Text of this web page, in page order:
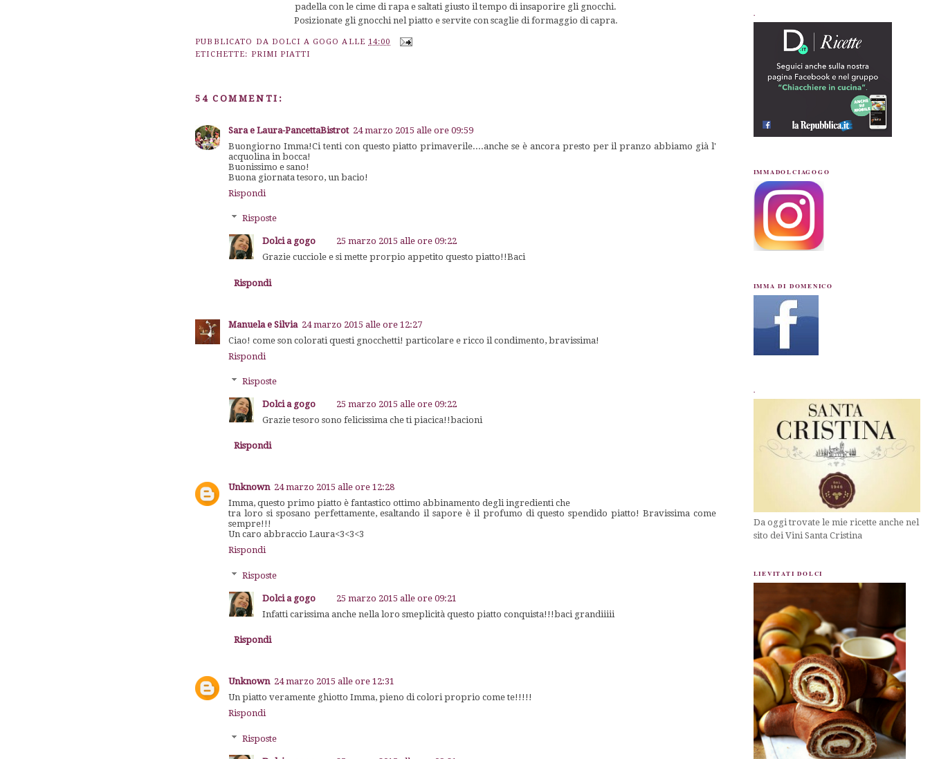
padella con le cime di rapa e saltati giusto il tempo di insaporire gli gnocchi.
Posizionate gli gnocchi nel piatto e servite con scaglie di formaggio di capra.
PUBBLICATO DA DOLCI A GOGO ALLE 14:00
ETICHETTE: PRIMI PIATTI
54 COMMENTI:
Sara e Laura-PancettaBistrot 24 marzo 2015 alle ore 09:59
Buongiorno Imma!Ci tenti con questo piatto primaverile....anche se è ancora presto per il pranzo abbiamo già l'
acquolina in bocca!
Buonissimo e sano!
Buona giornata tesoro, un bacio!
Rispondi
Risposte
Dolci a gogo
25 marzo 2015 alle ore 09:22
Grazie cucciole e si mette prorpio appetito questo piatto!!Baci
Rispondi
Manuela e Silvia 24 marzo 2015 alle ore 12:27
Ciao! come son colorati questi gnocchetti! particolare e ricco il condimento, bravissima!
Rispondi
Risposte
Dolci a gogo
25 marzo 2015 alle ore 09:22
Grazie tesoro sono felicissima che ti piacica!!bacioni
Rispondi
Unknown 24 marzo 2015 alle ore 12:28
Imma, questo primo piatto è fantastico ottimo abbinamento degli ingredienti che
tra loro si sposano perfettamente, esaltando il sapore è il profumo di questo spendido piatto! Bravissima come
sempre!!!
Un caro abbraccio Laura<3<3<3
Rispondi
Risposte
Dolci a gogo
25 marzo 2015 alle ore 09:21
Infatti carissima anche nella loro smeplicità questo piatto conquista!!!baci grandiiiii
Rispondi
Unknown 24 marzo 2015 alle ore 12:31
Un piatto veramente ghiotto Imma, pieno di colori proprio come te!!!!!
Rispondi
Risposte
.
IMMADOLCIAGOGO
IMMA DI DOMENICO
.
Da oggi trovate le mie ricette anche nel
sito dei Vini Santa Cristina
LIEVITATI DOLCI